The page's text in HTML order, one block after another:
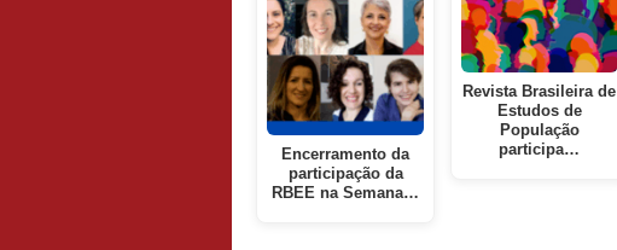
Encerramento da
participação da
RBEE na Semana…
Revista Brasileira de
Estudos de
População
participa…